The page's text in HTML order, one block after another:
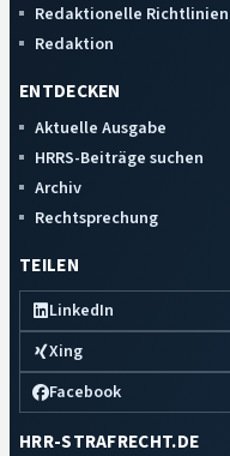
Redaktionelle Richtlinien
Redaktion
ENTDECKEN
Aktuelle Ausgabe
HRRS-Beiträge suchen
Archiv
Rechtsprechung
TEILEN
LinkedIn
Xing
Facebook
HRR-STRAFRECHT.DE